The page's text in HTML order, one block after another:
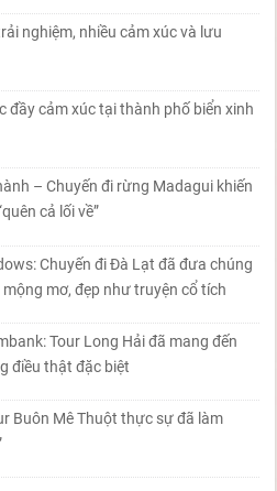
nghiệm, nhiều cảm xúc và lưu
đầy cảm xúc tại thành phố biển xinh
– Chuyến đi rừng Madagui khiến
cả lối về”
Chuyến đi Đà Lạt đã đưa chúng
mơ, đẹp như truyện cổ tích
Tour Long Hải đã mang đến
điều thật đặc biệt
Buôn Mê Thuột thực sự đã làm